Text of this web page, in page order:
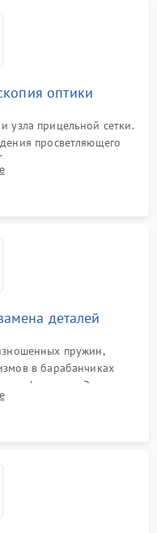
оптики
узла прицельной сетки.
просветляющего
очистка стекол
гравированной
деталей
пружин,
в барабанчиках
Замена
или восстановление